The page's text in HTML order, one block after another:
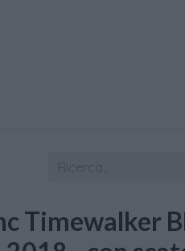
Timewalker